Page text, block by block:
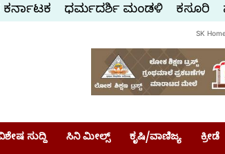
ಕರ್ನಾಟಕ ಧರ್ಮದರ್ಶಿ ಮಂಡಳಿ ಕಸ್ತೂರಿ
SK
ಸುದ್ದಿ ಸಿನಿ ಮೀಲ್ಸ್ ಕೃಷಿ/ವಾಣಿಜ್ಯ ಕ್ರೀಡೆ